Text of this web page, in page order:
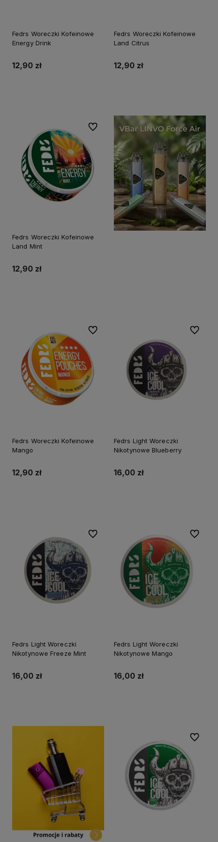
Fedrs Woreczki Kofeinowe
Energy Drink
12,90 zł
Fedrs Woreczki Kofeinowe
Land Citrus
12,90 zł
Fedrs Woreczki Kofeinowe
Land Mint
12,90 zł
Do ulubionych
Fedrs Woreczki Kofeinowe
Mango
12,90 zł
Do ulubionych
Fedrs Light Woreczki
Nikotynowe Blueberry
16,00 zł
Do
Fedrs Light Woreczki
Nikotynowe Freeze Mint
16,00 zł
Do ulubionych
Fedrs Light Woreczki
Nikotynowe Mango
16,00 zł
Do
Do